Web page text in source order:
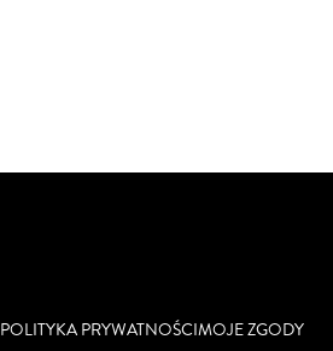
POLITYKA PRYWATNOŚCIMOJE ZGODY